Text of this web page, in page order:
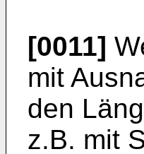
[0011]
mit
den
z.B. mit